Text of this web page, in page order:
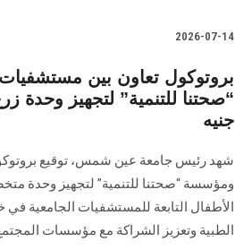
2026-07-14
بروتوكول تعاون بين
جنيه
شهد رئيس جامعة عين شمس، توقيع
ومؤسسة “صحتنا للتنمية” لتجهيز وحدة
الأطفال التابعة للمستشفيات الجامعية
الطبية وتعزيز الشراكة مع مؤسسات